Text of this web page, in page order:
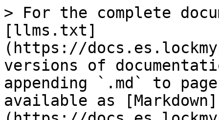
> For the complete
[llms.txt]
(https://
versions of
appending `.md` to
available as [Markdown]